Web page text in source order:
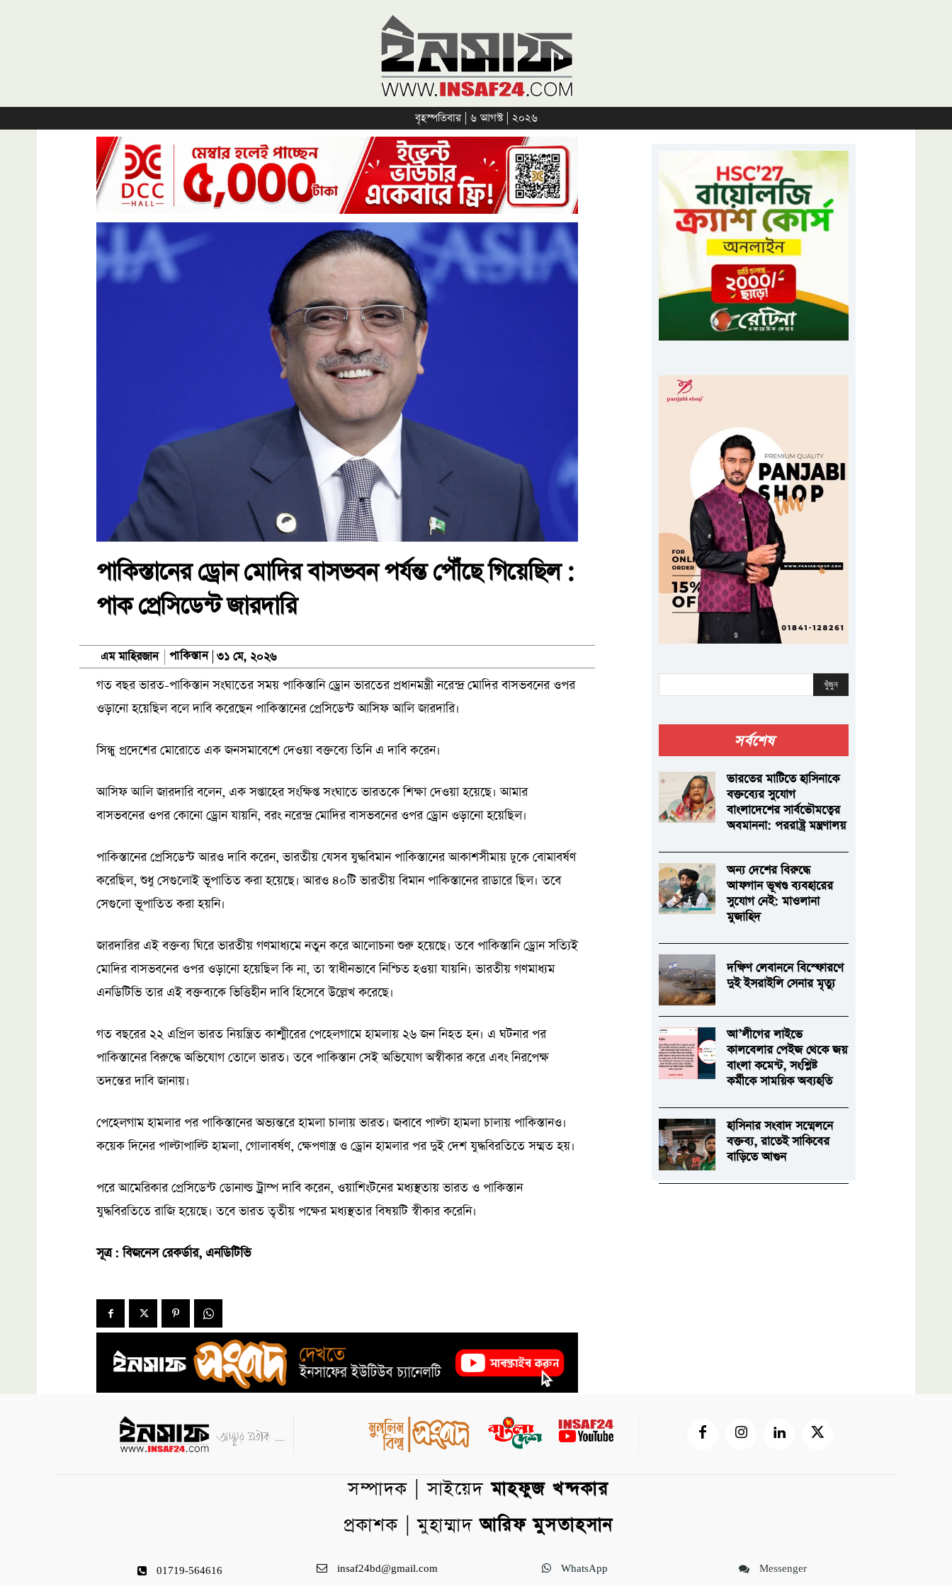
বৃহস্পতিবার | ৬ আগস্ট | ২০২৬
পাকিস্তানের ড্রোন মোদির বাসভবন পর্যন্ত পৌঁছে গিয়েছিল :
পাক প্রেসিডেন্ট জারদারি
এম মাহিরজান পাকিস্তান ৩১ মে, ২০২৬
গত বছর ভারত-পাকিস্তান সংঘাতের সময় পাকিস্তানি ড্রোন ভারতের প্রধানমন্ত্রী নরেন্দ্র মোদির বাসভবনের ওপর
ওড়ানো হয়েছিল বলে দাবি করেছেন পাকিস্তানের প্রেসিডেন্ট আসিফ আলি জারদারি।
সিন্ধু প্রদেশের মোরোতে এক জনসমাবেশে দেওয়া বক্তব্যে তিনি এ দাবি করেন।
আসিফ আলি জারদারি বলেন, এক সপ্তাহের সংক্ষিপ্ত সংঘাতে ভারতকে শিক্ষা দেওয়া হয়েছে। আমার
বাসভবনের ওপর কোনো ড্রোন যায়নি, বরং নরেন্দ্র মোদির বাসভবনের ওপর ড্রোন ওড়ানো হয়েছিল।
পাকিস্তানের প্রেসিডেন্ট আরও দাবি করেন, ভারতীয় যেসব যুদ্ধবিমান পাকিস্তানের আকাশসীমায় ঢুকে বোমাবর্ষণ
করেছিল, শুধু সেগুলোই ভূপাতিত করা হয়েছে। আরও ৪০টি ভারতীয় বিমান পাকিস্তানের রাডারে ছিল। তবে
সেগুলো ভূপাতিত করা হয়নি।
জারদারির এই বক্তব্য ঘিরে ভারতীয় গণমাধ্যমে নতুন করে আলোচনা শুরু হয়েছে। তবে পাকিস্তানি ড্রোন সত্যিই
মোদির বাসভবনের ওপর ওড়ানো হয়েছিল কি না, তা স্বাধীনভাবে নিশ্চিত হওয়া যায়নি। ভারতীয় গণমাধ্যম
এনডিটিভি তার এই বক্তব্যকে ভিত্তিহীন দাবি হিসেবে উল্লেখ করেছে।
গত বছরের ২২ এপ্রিল ভারত নিয়ন্ত্রিত কাশ্মীরের পেহেলগামে হামলায় ২৬ জন নিহত হন। এ ঘটনার পর
পাকিস্তানের বিরুদ্ধে অভিযোগ তোলে ভারত। তবে পাকিস্তান সেই অভিযোগ অস্বীকার করে এবং নিরপেক্ষ
তদন্তের দাবি জানায়।
পেহেলগাম হামলার পর পাকিস্তানের অভ্যন্তরে হামলা চালায় ভারত। জবাবে পাল্টা হামলা চালায় পাকিস্তানও।
কয়েক দিনের পাল্টাপাল্টি হামলা, গোলাবর্ষণ, ক্ষেপণাস্ত্র ও ড্রোন হামলার পর দুই দেশ যুদ্ধবিরতিতে সম্মত হয়।
পরে আমেরিকার প্রেসিডেন্ট ডোনাল্ড ট্রাম্প দাবি করেন, ওয়াশিংটনের মধ্যস্থতায় ভারত ও পাকিস্তান
যুদ্ধবিরতিতে রাজি হয়েছে। তবে ভারত তৃতীয় পক্ষের মধ্যস্থতার বিষয়টি স্বীকার করেনি।
সূত্র : বিজনেস রেকর্ডার, এনডিটিভি
খুঁজুন
সর্বশেষ
ভারতের মাটিতে হাসিনাকে
বক্তব্যের সুযোগ
বাংলাদেশের সার্বভৌমত্বের
অবমাননা: পররাষ্ট্র মন্ত্রণালয়
অন্য দেশের বিরুদ্ধে
আফগান ভূখণ্ড ব্যবহারের
সুযোগ নেই: মাওলানা
মুজাহিদ
দক্ষিণ লেবাননে বিস্ফোরণে
দুই ইসরাইলি সেনার মৃত্যু
আ’লীগের লাইভে
কালবেলার পেইজ থেকে জয়
বাংলা কমেন্ট, সংশ্লিষ্ট
কর্মীকে সাময়িক অব্যহতি
হাসিনার সংবাদ সম্মেলনে
বক্তব্য, রাতেই সাকিবের
বাড়িতে আগুন
সম্পাদক | সাইয়েদমাহফুজ খন্দকার
প্রকাশক | মুহাম্মাদআরিফ মুসতাহসান
01719-564616 insaf24bd@gmail.com WhatsApp Messenger